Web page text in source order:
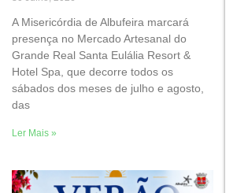
A Misericórdia de Albufeira marcará
presença no Mercado Artesanal do
Grande Real Santa Eulália Resort &
Hotel Spa, que decorre todos os
sábados dos meses de julho e agosto,
das
Ler Mais »